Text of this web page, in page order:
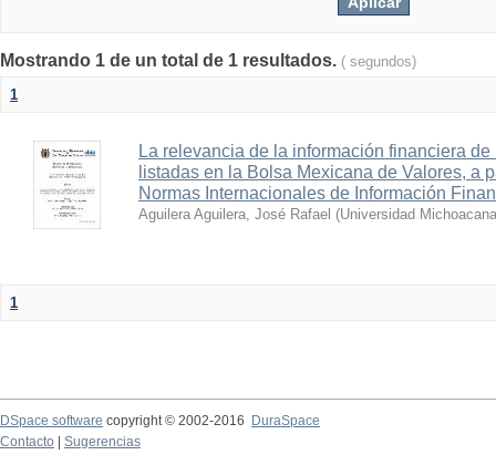
Mostrando 1 de un total de 1 resultados. ( segundos)
1
La relevancia de la información financiera
listadas en la Bolsa Mexicana de Valores, a
Normas Internacionales de Información
Aguilera Aguilera, José Rafael (Universidad
1
DSpace software copyright © 2002-2016
DuraSpace
Contacto
Sugerencias